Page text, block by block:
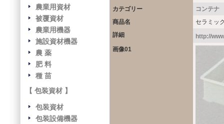
農業用資材
被覆資材
農業用機器
施設資材機器
農 薬
肥 料
種 苗
【 包装資材 】
包装資材
包装設備機器
カテゴリー
コンテナ
商品名
セラミッ
詳細
http://
画像01